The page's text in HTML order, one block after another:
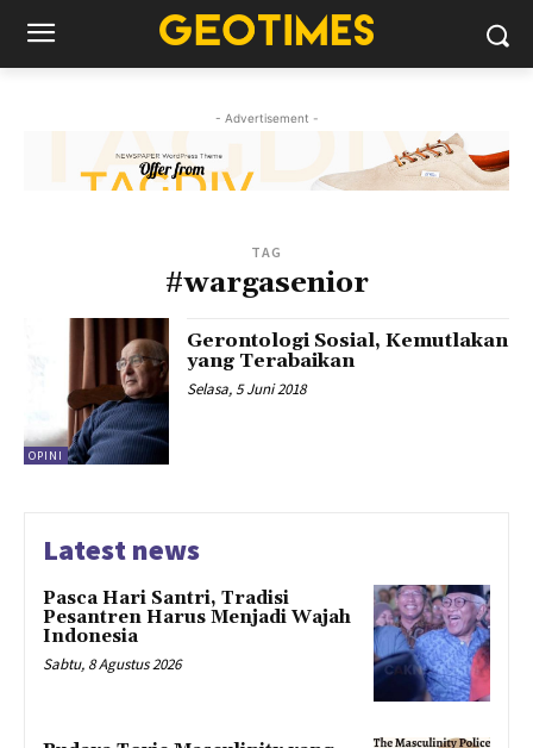
- Advertisement -
TAG
#wargasenior
OPINI
Gerontologi Sosial, Kemutlakan
yang Terabaikan
Selasa, 5 Juni 2018
Latest news
Pasca Hari Santri, Tradisi
Pesantren Harus Menjadi Wajah
Indonesia
Sabtu, 8 Agustus 2026